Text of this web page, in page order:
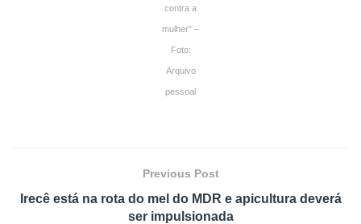
contra a
mulher” –
Foto:
Arquivo
pessoal
Previous Post
Irecê está na rota do mel do MDR e apicultura deverá
ser impulsionada